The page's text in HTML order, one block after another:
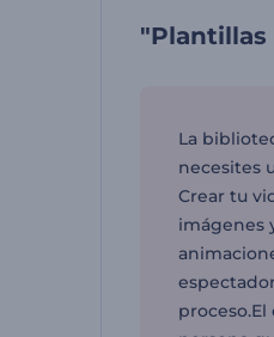
"Plantillas
La
necesites
Crear tu
imágenes